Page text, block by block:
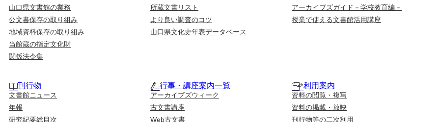
山口県文書館の業務
公文書保存の取り組み
地域資料保存の取り組み
当館蔵の指定文化財
関係法令集
所蔵文書リスト
より良い調査のコツ
山口県文化史年表データベース
アーカイブズガイド－学校教育編－
授業で使える文書館活用講座
刊行物
文書館ニュース
年報
研究紀要総目次
行事・講座案内一覧
アーカイブズウィーク
古文書講座
Web古文書
利用案内
資料の閲覧・複写
資料の掲載・放映
刊行物等の二次利用